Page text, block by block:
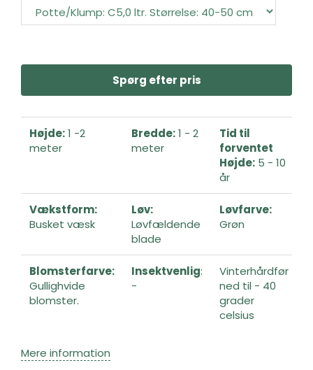
Spørg efter pris
Højde:1 -2
meter
Bredde:1 - 2
meter
Tid til
forventet
Højde: 5 - 10
år
Vækstform:
Busket væsk
Løv:
Løvfældende
blade
Løvfarve:
Grøn
Blomsterfarve:
Gullighvide
blomster.
Insektvenlig:
-
Vinterhårdfør
ned til - 40
grader
celsius
Mere information